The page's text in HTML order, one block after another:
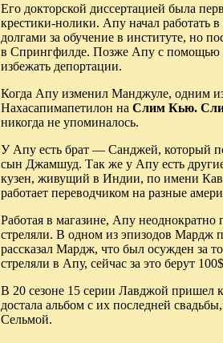
Его докторской диссертацией была
крестики-нолики. Апу начал работать
долгами за обучение в институте, но
в Спрингфилде. Позже Апу с помощью
избежать депортации.
Когда Апу изменил Манджуле, одним
Нахасапимапетилон на Слим Кью.
никогда не упоминалось.
У Апу есть брат — Санджей, который
сын Джамшуд. Так же у Апу есть
кузен, живущий в Индии, по имени
работает переводчиком на разные
Работая в магазине, Апу неоднократно
стреляли. В одном из эпизодов Мардж
рассказал Мардж, что был осужден за
стреляли в Апу, сейчас за это берут
В 20 сезоне 15 серии Лавджой пришел
достала альбом с их последней
Сельмой.